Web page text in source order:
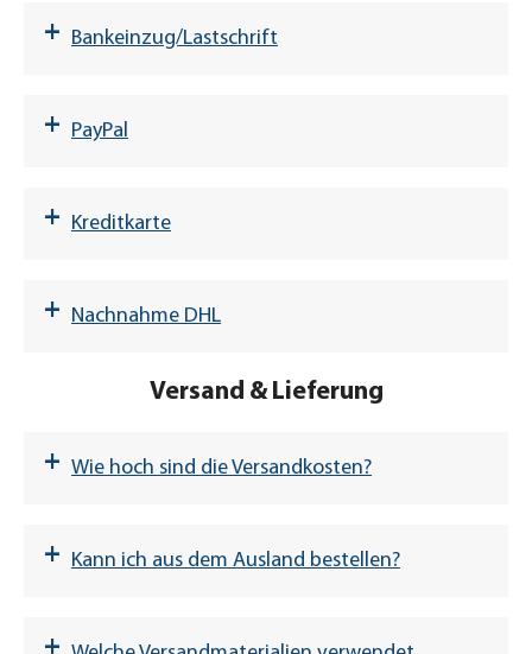
Commerzbank, BLZ 290 400 90
IBAN: DE68 2904 0090 0283 2202 00
+ Bankeinzug/Lastschrift
+ PayPal
+ Kreditkarte
+ Nachnahme DHL
Versand & Lieferung
+ Wie hoch sind die Versandkosten?
versandkostenfrei
3,90 €
+ Kann ich aus dem Ausland bestellen?
+